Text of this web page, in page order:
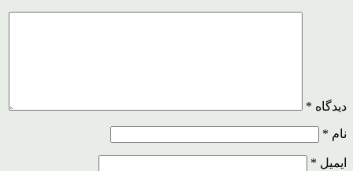
دیدگاه *
نام *
ایمیل *